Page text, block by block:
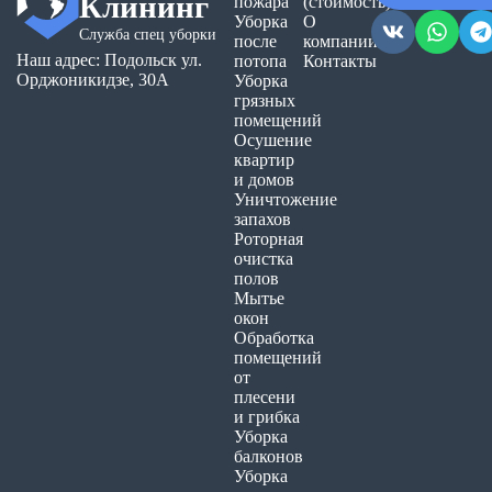
Служба спец уборки
Наш адрес: Подольск ул.
Орджоникидзе, 30А
Уборка
после
потопа
Уборка
грязных
помещений
Осушение
квартир
и домов
Уничтожение
запахов
Роторная
очистка
полов
Мытье
окон
Обработка
помещений
от
плесени
и грибка
Уборка
балконов
Уборка
О
компании
Контакты